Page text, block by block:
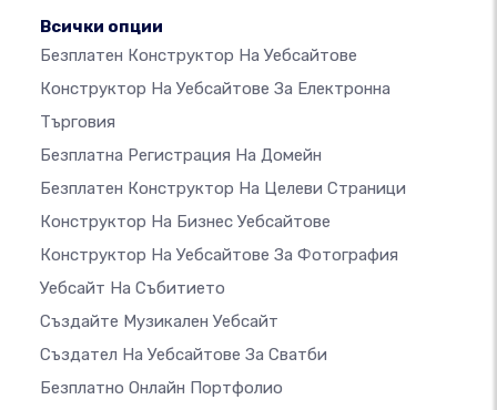
Всички опции
Безплатен Конструктор На Уебсайтове
Конструктор На Уебсайтове За Електронна
Търговия
Безплатна Регистрация На Домейн
Безплатен Конструктор На Целеви Страници
Конструктор На Бизнес Уебсайтове
Конструктор На Уебсайтове За Фотография
Уебсайт На Събитието
Създайте Музикален Уебсайт
Създател На Уебсайтове За Сватби
Безплатно Онлайн Портфолио